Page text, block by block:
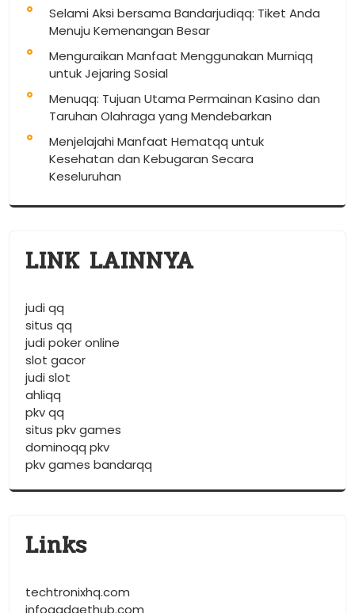
Selami Aksi bersama Bandarjudiqq: Tiket Anda
Menuju Kemenangan Besar
Menguraikan Manfaat Menggunakan Murniqq
untuk Jejaring Sosial
Menuqq: Tujuan Utama Permainan Kasino dan
Taruhan Olahraga yang Mendebarkan
Menjelajahi Manfaat Hematqq untuk
Kesehatan dan Kebugaran Secara
Keseluruhan
LINK LAINNYA
judi qq
situs qq
judi poker online
slot gacor
judi slot
ahliqq
pkv qq
situs pkv games
dominoqq pkv
pkv games bandarqq
Links
techtronixhq.com
infogadgethub.com